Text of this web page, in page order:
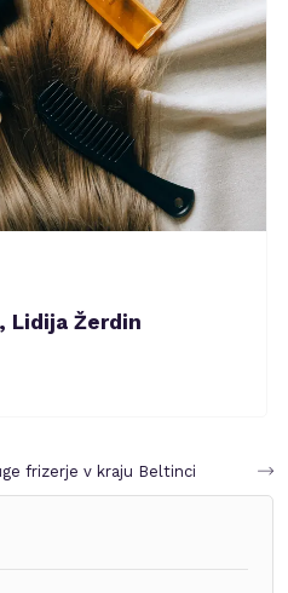
Lidija Žerdin
frizerje v kraju Beltinci